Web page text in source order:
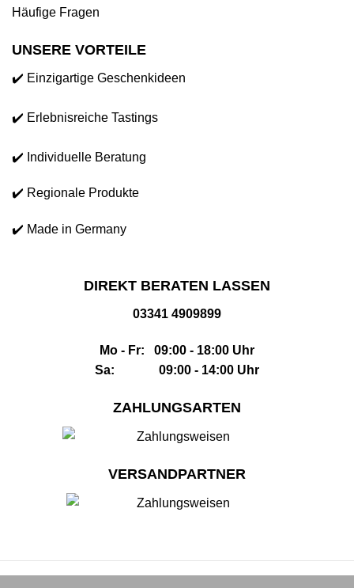
Häufige Fragen
UNSERE VORTEILE
✔️ Einzigartige Geschenkideen
✔️ Erlebnisreiche Tastings
✔️ Individuelle Beratung
✔️ Regionale Produkte
✔️ Made in Germany
DIREKT BERATEN LASSEN
03341 4909899
Mo - Fr: 09:00 - 18:00 Uhr
Sa: 09:00 - 14:00 Uhr
ZAHLUNGSARTEN
VERSANDPARTNER